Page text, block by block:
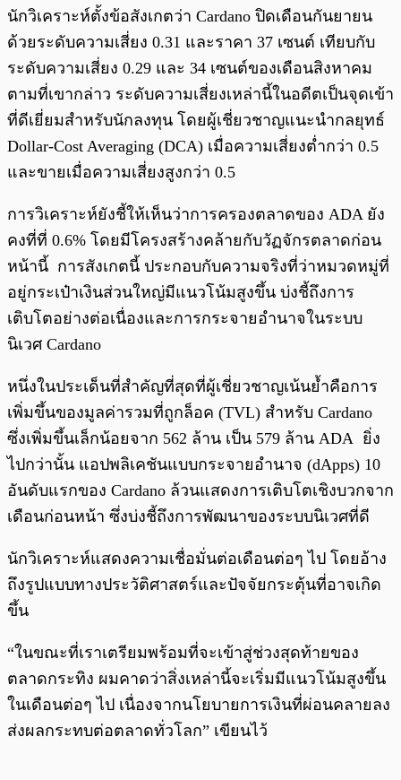
นักวิเคราะห์ตั้งข้อสังเกตว่า Cardano ปิดเดือนกันยายน
ด้วยระดับความเสี่ยง 0.31 และราคา 37 เซนต์ เทียบกับ
ระดับความเสี่ยง 0.29 และ 34 เซนต์ของเดือนสิงหาคม
ตามที่เขากล่าว ระดับความเสี่ยงเหล่านี้ในอดีตเป็นจุดเข้า
ที่ดีเยี่ยมสำหรับนักลงทุน โดยผู้เชี่ยวชาญแนะนำกลยุทธ์
Dollar-Cost Averaging (DCA) เมื่อความเสี่ยงต่ำกว่า 0.5
และขายเมื่อความเสี่ยงสูงกว่า 0.5
การวิเคราะห์ยังชี้ให้เห็นว่าการครองตลาดของ ADA ยัง
คงที่ที่ 0.6% โดยมีโครงสร้างคล้ายกับวัฏจักรตลาดก่อน
หน้านี้ การสังเกตนี้ ประกอบกับความจริงที่ว่าหมวดหมู่ที่
อยู่กระเป๋าเงินส่วนใหญ่มีแนวโน้มสูงขึ้น บ่งชี้ถึงการ
เติบโตอย่างต่อเนื่องและการกระจายอำนาจในระบบ
นิเวศ Cardano
หนึ่งในประเด็นที่สำคัญที่สุดที่ผู้เชี่ยวชาญเน้นย้ำคือการ
เพิ่มขึ้นของมูลค่ารวมที่ถูกล็อค (TVL) สำหรับ Cardano
ซึ่งเพิ่มขึ้นเล็กน้อยจาก 562 ล้าน เป็น 579 ล้าน ADA ยิ่ง
ไปกว่านั้น แอปพลิเคชันแบบกระจายอำนาจ (dApps) 10
อันดับแรกของ Cardano ล้วนแสดงการเติบโตเชิงบวกจาก
เดือนก่อนหน้า ซึ่งบ่งชี้ถึงการพัฒนาของระบบนิเวศที่ดี
นักวิเคราะห์แสดงความเชื่อมั่นต่อเดือนต่อๆ ไป โดยอ้าง
ถึงรูปแบบทางประวัติศาสตร์และปัจจัยกระตุ้นที่อาจเกิด
ขึ้น
“ในขณะที่เราเตรียมพร้อมที่จะเข้าสู่ช่วงสุดท้ายของ
ตลาดกระทิง ผมคาดว่าสิ่งเหล่านี้จะเริ่มมีแนวโน้มสูงขึ้น
ในเดือนต่อๆ ไป เนื่องจากนโยบายการเงินที่ผ่อนคลายลง
ส่งผลกระทบต่อตลาดทั่วโลก” เขียนไว้